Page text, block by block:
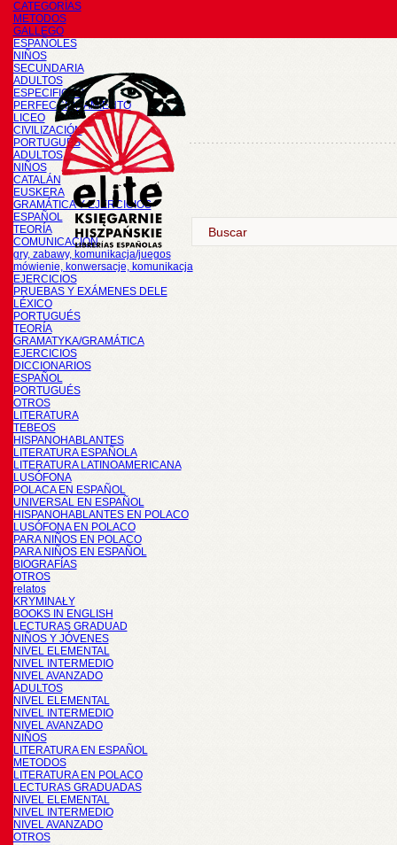
CATEGORÍAS
METODOS
GALLEGO
ESPAÑOLES
NIÑOS
SECUNDARIA
ADULTOS
ESPECIFICOS
PERFECCIONAMIENTO
LICEO
CIVILIZACIÓN
PORTUGUÉS
ADULTOS
NIÑOS
CATALÁN
EUSKERA
GRAMÁTICA Y EJERCICIOS
ESPAÑOL
TEORÍA
COMUNICACIÓN
gry, zabawy, komunikacja/juegos
mówienie, konwersacje, komunikacja
EJERCICIOS
PRUEBAS Y EXÁMENES DELE
LÉXICO
PORTUGUÉS
TEORÍA
GRAMATYKA/GRAMÁTICA
EJERCICIOS
DICCIONARIOS
ESPAÑOL
PORTUGUÉS
OTROS
LITERATURA
TEBEOS
HISPANOHABLANTES
LITERATURA ESPAÑOLA
LITERATURA LATINOAMERICANA
LUSÓFONA
POLACA EN ESPAÑOL
UNIVERSAL EN ESPAÑOL
HISPANOHABLANTES EN POLACO
LUSÓFONA EN POLACO
PARA NIÑOS EN POLACO
PARA NIÑOS EN ESPAÑOL
BIOGRAFÍAS
OTROS
relatos
KRYMINAŁY
BOOKS IN ENGLISH
LECTURAS GRADUAD
NIÑOS Y JÓVENES
NIVEL ELEMENTAL
NIVEL INTERMEDIO
NIVEL AVANZADO
ADULTOS
NIVEL ELEMENTAL
NIVEL INTERMEDIO
NIVEL AVANZADO
NIÑOS
LITERATURA EN ESPAÑOL
METODOS
LITERATURA EN POLACO
LECTURAS GRADUADAS
NIVEL ELEMENTAL
NIVEL INTERMEDIO
NIVEL AVANZADO
OTROS